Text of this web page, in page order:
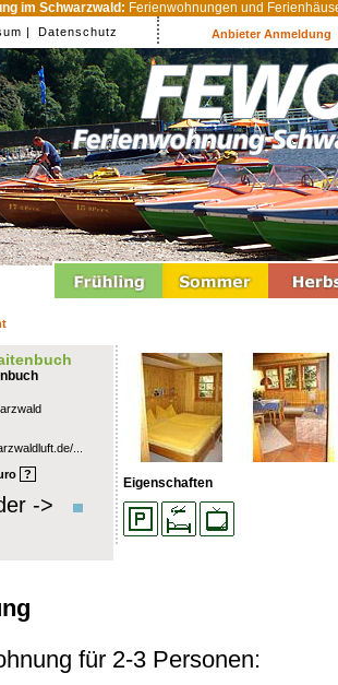
im Schwarzwald: Ferienwohnungen und
| Datenschutz Anbieter Anmeldung
...
?
->
Eigenschaften
für 2-3 Personen: